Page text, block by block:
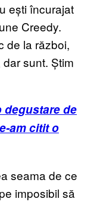
ești încurajat
Creedy.
de la război,
sunt. Știm
degustare de
am citit o
seama de ce
imposibil să